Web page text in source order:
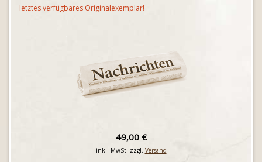
letztes verfügbares Originalexemplar!
49,00 €
inkl. MwSt. zzgl. Versand